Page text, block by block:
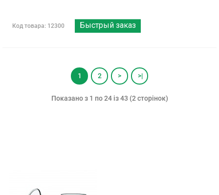
Код товара: 12300 Быстрый заказ
1 2 > >|
Показано з 1 по 24 із 43 (2 сторінок)